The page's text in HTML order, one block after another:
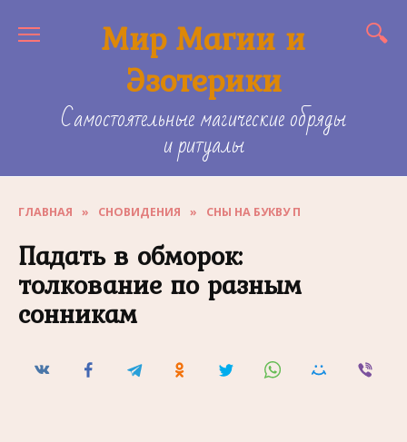
Мир Магии и
Эзотерики
Самостоятельные магические обряды
и ритуалы
ГЛАВНАЯ » СНОВИДЕНИЯ » СНЫ НА БУКВУ П
Падать в обморок:
толкование по разным
сонникам